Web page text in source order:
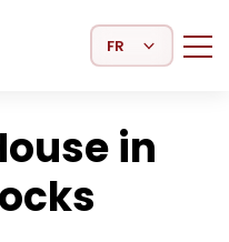
Select Language
in